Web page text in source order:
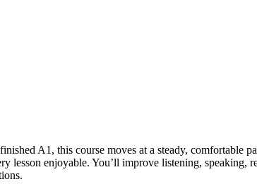
A1, this course moves at a steady, comfortable
lesson enjoyable. You’ll improve listening, speaking,